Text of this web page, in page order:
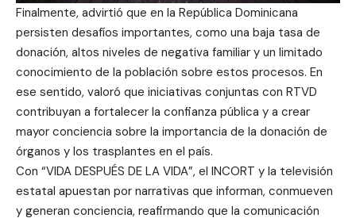
Finalmente, advirtió que en la República Dominicana
persisten desafíos importantes, como una baja tasa de
donación, altos niveles de negativa familiar y un limitado
conocimiento de la población sobre estos procesos. En
ese sentido, valoró que iniciativas conjuntas con RTVD
contribuyan a fortalecer la confianza pública y a crear
mayor conciencia sobre la importancia de la donación de
órganos y los trasplantes en el país.
Con “VIDA DESPUÉS DE LA VIDA”, el INCORT y la televisión
estatal apuestan por narrativas que informan, conmueven
y generan conciencia, reafirmando que la comunicación